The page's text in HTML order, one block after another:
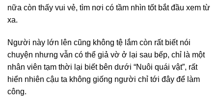
nữa còn thấy vui vẻ, tìm nơi có tầm nhìn tốt bắt đầu xem từ
xa.
Người này lớn lên cũng không tệ lắm còn rất biết nói
chuyện nhưng vẫn có thể giả vờ ở lại sau bếp, chỉ là một
nhân viên tạm thời lại biết bên dưới “Nuôi quái vật”, rất
hiển nhiên cậu ta không giống người chỉ tới đây để làm
công.